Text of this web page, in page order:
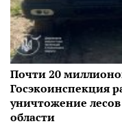
Почти 20
Госэкоинспекция
уничтожение
области